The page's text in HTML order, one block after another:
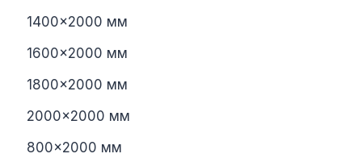
1400×2000 мм
1600×2000 мм
1800×2000 мм
2000×2000 мм
800×2000 мм